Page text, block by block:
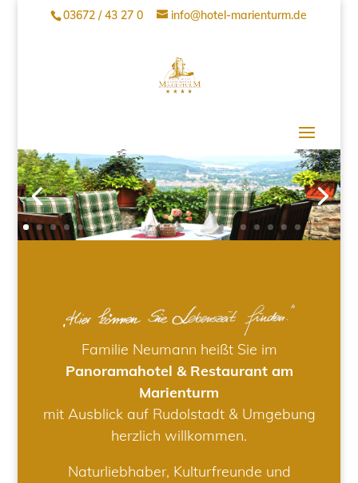
03672 / 43 27 0 info@hotel-marienturm.de
Familie Neumann heißt Sie im
Panoramahotel & Restaurant am
Marienturm
mit Ausblick auf Rudolstadt & Umgebung
herzlich willkommen.
Naturliebhaber, Kulturfreunde und